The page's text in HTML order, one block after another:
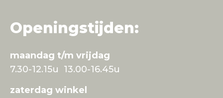
Openingstijden:
maandag t/m vrijdag
7.30-12.15u 13.00-16.45u
zaterdag winkel